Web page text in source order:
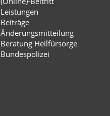
Leistungen
Beiträge
Änderungsmitteilung
Beratung Heilfürsorge
Bundespolizei